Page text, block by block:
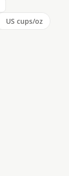
US cups/oz